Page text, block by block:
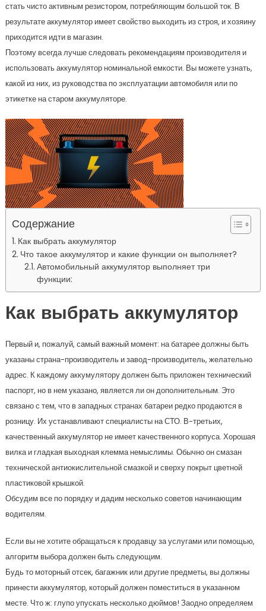
стать чисто активным резистором, потребляющим большой ток. В
результате аккумулятор имеет свойство выходить из строя, и хозяину
приходится идти в магазин.
Поэтому всегда лучше следовать рекомендациям производителя и
использовать аккумулятор номинальной емкости. Вы можете узнать,
какой из них, из руководства по эксплуатации автомобиля или по
этикетке на старом аккумуляторе.
Содержание
Как выбрать аккумулятор
Что такое аккумулятор и какие функции он выполняет?
Автомобильный аккумулятор выполняет три
функции:
Как выбрать аккумулятор
Первый и, пожалуй, самый важный момент: на батарее должны быть
указаны страна-производитель и завод-производитель, желательно
адрес. К каждому аккумулятору должен быть приложен технический
паспорт, но в нем указано, является ли он дополнительным. Это
связано с тем, что в западных странах батареи редко продаются в
розницу. Их устанавливают специалисты на СТО. В-третьих,
качественный аккумулятор не имеет качественного корпуса. Хорошая
вилка и гладкая выходная клемма немыслимы. Обычно он смазан
технической антиокислительной смазкой и сверху покрыт цветной
пластиковой крышкой.
Обсудим все по порядку и дадим несколько советов начинающим
водителям.
Если вы не хотите обращаться к продавцу за услугами или помощью,
алгоритм выбора должен быть следующим.
Будь то моторный отсек, багажник или другие предметы, вы должны
принести аккумулятор, который должен поместиться в указанном
месте. Что ж: глупо упускать несколько дюймов! Заодно определяем